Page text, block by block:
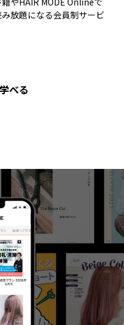
放題になる会員制サービ
べる